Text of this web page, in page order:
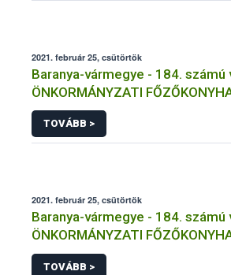
2021. február 25, csütörtök
Baranya-vármegye - 184. számú
ÖNKORMÁNYZATI
TOVÁBB >
2021. február 25, csütörtök
Baranya-vármegye - 184. számú
ÖNKORMÁNYZATI
Másolat 1
TOVÁBB >